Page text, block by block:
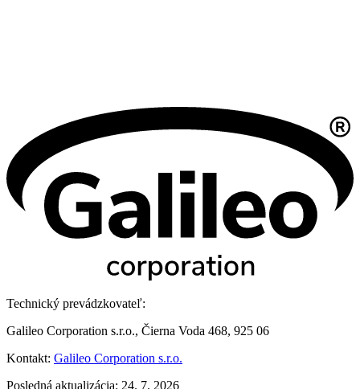
Technický prevádzkovateľ:
Galileo Corporation s.r.o., Čierna Voda 468, 925 06
Kontakt: Galileo Corporation s.r.o.
Posledná aktualizácia: 24. 7. 2026